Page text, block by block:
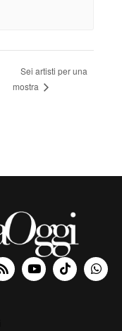
Sei artisti per una
mostra